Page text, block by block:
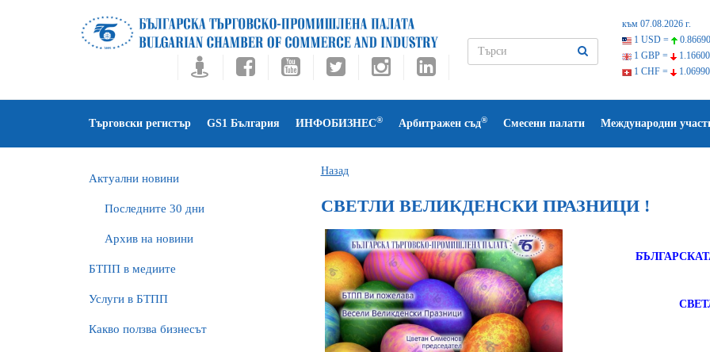
към 07.08.2026 г.
1 USD =
1 GBP =
1 CHF =
Търговски регистър GS1 България ИНФОБИЗНЕС® Арбитражен съд® Смесени палати Международни
Актуални новини
Последните 30 дни
Архив на новини
БTПП в медиите
Услуги в БТПП
Какво ползва бизнесът
Назад
СВЕТЛИ ВЕЛИКДЕНСКИ ПРАЗНИЦИ !